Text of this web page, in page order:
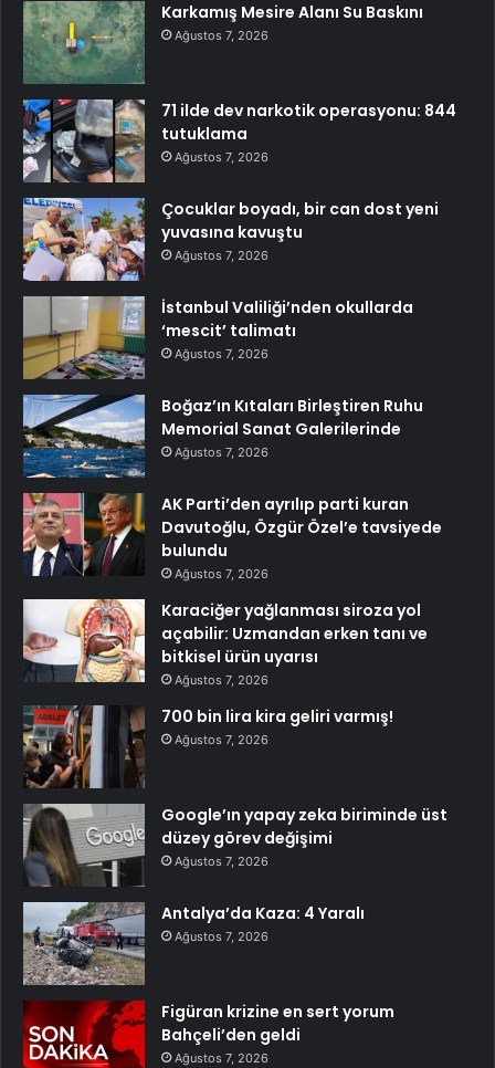
Karkamış Mesire Alanı Su Baskını
Ağustos 7, 2026
71 ilde dev narkotik operasyonu: 844
tutuklama
Ağustos 7, 2026
Çocuklar boyadı, bir can dost yeni
yuvasına kavuştu
Ağustos 7, 2026
İstanbul Valiliği’nden okullarda
‘mescit’ talimatı
Ağustos 7, 2026
Boğaz’ın Kıtaları Birleştiren Ruhu
Memorial Sanat Galerilerinde
Ağustos 7, 2026
AK Parti’den ayrılıp parti kuran
Davutoğlu, Özgür Özel’e tavsiyede
bulundu
Ağustos 7, 2026
Karaciğer yağlanması siroza yol
açabilir: Uzmandan erken tanı ve
bitkisel ürün uyarısı
Ağustos 7, 2026
700 bin lira kira geliri varmış!
Ağustos 7, 2026
Google’ın yapay zeka biriminde üst
düzey görev değişimi
Ağustos 7, 2026
Antalya’da Kaza: 4 Yaralı
Ağustos 7, 2026
Figüran krizine en sert yorum
Bahçeli’den geldi
Ağustos 7, 2026